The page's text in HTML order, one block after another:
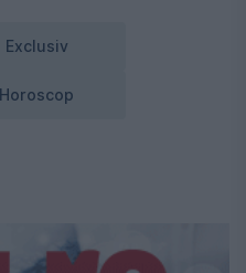
Exclusiv
Horoscop